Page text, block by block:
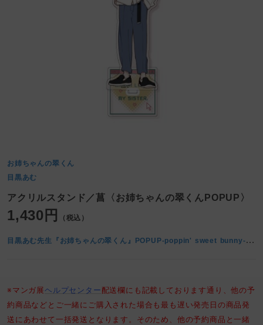
お姉ちゃんの翠くん
目黒あむ
アクリルスタンド／菖〈お姉ちゃんの翠くんPOPUP〉
1,430円 （税込）
目
黒あむ先生『お姉ちゃんの翠くん』POPUP-poppin' sweet bunny- at マンガ展
※マンガ展ヘルプセンター 配送欄にも記載しております通り、他の予
約商品などとご一緒にご購入された場合も最も遅い発売日の商品発
送にあわせて一括発送となります。そのため、他の予約商品と一緒